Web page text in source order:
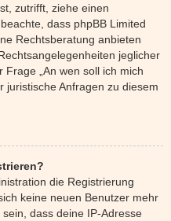
zutrifft, ziehe einen
dass phpBB Limited
Rechtsberatung anbieten
jeglicher
„An wen soll ich mich
juristische Anfragen zu diesem
die Registrierung
keine neuen Benutzer mehr
dass deine IP-Adresse